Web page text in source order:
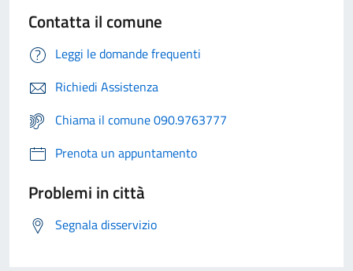
Contatta il comune
Leggi le domande frequenti
Richiedi Assistenza
Chiama il comune 090.9763777
Prenota un appuntamento
Problemi in città
Segnala disservizio